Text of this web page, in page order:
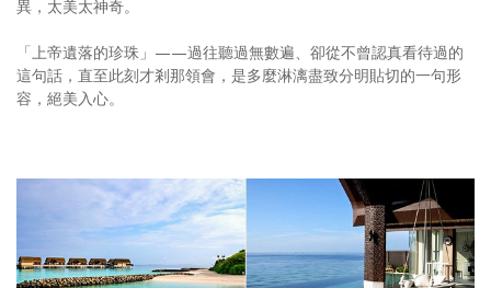
異，太美太神奇。
「上帝遺落的珍珠」——過往聽過無數遍、卻從不曾認真看待過的
這句話，直至此刻才剎那領會，是多麼淋漓盡致分明貼切的一句形
容，絕美入心。